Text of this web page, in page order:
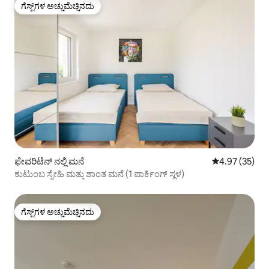
ಗೆಸ್ಟ್‌ಗಳ ಅಚ್ಚುಮೆಚ್ಚಿನದು
ಗೆಸ್ಟ್‌ಗಳ ಅಚ್ಚುಮೆಚ್ಚಿನದು
ಫೇವರಿಟೆನ್ ನಲ್ಲಿ ಮನೆ 5 ರಲ್ಲಿ 4.97
4.97 (35)
ಕುಟುಂಬ ಸ್ನೇಹಿ ಮತ್ತು ಶಾಂತ ಮನೆ (1 ಪಾರ್ಕಿಂಗ್ ಸ್ಥಳ)
ಗೆಸ್ಟ್‌ಗಳ ಅಚ್ಚುಮೆಚ್ಚಿನದು
ಗೆಸ್ಟ್‌ಗಳ ಅಚ್ಚುಮೆಚ್ಚಿನದು